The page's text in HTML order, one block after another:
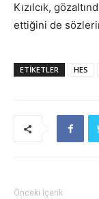
Kızılcık,
ettiğini de
ETIKETLER HES
Önceki İçerik